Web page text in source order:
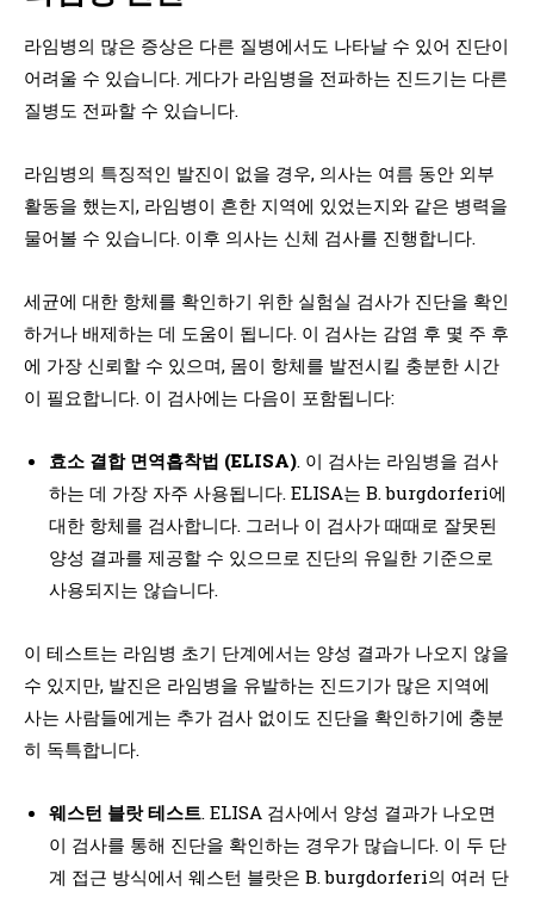
라임병의 많은 증상은 다른 질병에서도 나타날 수 있어 진단이
어려울 수 있습니다. 게다가 라임병을 전파하는 진드기는 다른
질병도 전파할 수 있습니다.
라임병의 특징적인 발진이 없을 경우, 의사는 여름 동안 외부
활동을 했는지, 라임병이 흔한 지역에 있었는지와 같은 병력을
물어볼 수 있습니다. 이후 의사는 신체 검사를 진행합니다.
세균에 대한 항체를 확인하기 위한 실험실 검사가 진단을 확인
하거나 배제하는 데 도움이 됩니다. 이 검사는 감염 후 몇 주 후
에 가장 신뢰할 수 있으며, 몸이 항체를 발전시킬 충분한 시간
이 필요합니다. 이 검사에는 다음이 포함됩니다:
효소 결합 면역흡착법 (ELISA). 이 검사는 라임병을 검사
하는 데 가장 자주 사용됩니다. ELISA는 B. burgdorferi에
대한 항체를 검사합니다. 그러나 이 검사가 때때로 잘못된
양성 결과를 제공할 수 있으므로 진단의 유일한 기준으로
사용되지는 않습니다.
이 테스트는 라임병 초기 단계에서는 양성 결과가 나오지 않을
수 있지만, 발진은 라임병을 유발하는 진드기가 많은 지역에
사는 사람들에게는 추가 검사 없이도 진단을 확인하기에 충분
히 독특합니다.
웨스턴 블랏 테스트. ELISA 검사에서 양성 결과가 나오면
이 검사를 통해 진단을 확인하는 경우가 많습니다. 이 두 단
계 접근 방식에서 웨스턴 블랏은 B. burgdorferi의 여러 단